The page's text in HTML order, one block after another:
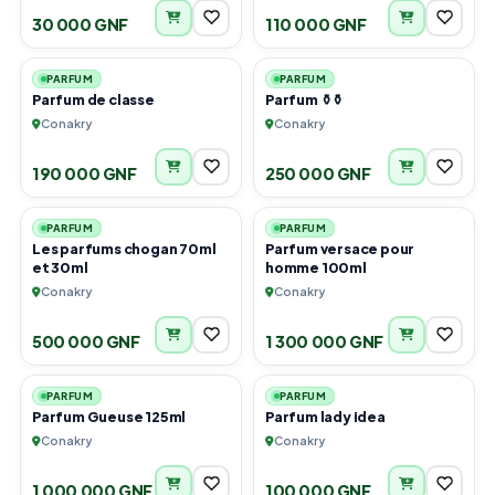
30 000 GNF 110 000 GNF
1
PARFUM
Parfum de classe
Conakry
190 000 GNF
6
PARFUM
Parfum ⚱️⚱️
Conakry
250 000 GNF
5
PARFUM
Les parfums chogan 70ml
et 30ml
Conakry
500 000 GNF
2
PARFUM
Parfum versace pour
homme 100ml
Conakry
1 300 000 GNF
2
PARFUM
Parfum Gueuse 125ml
Conakry
1 000 000 GNF
5
PARFUM
Parfum lady idea
Conakry
100 000 GNF